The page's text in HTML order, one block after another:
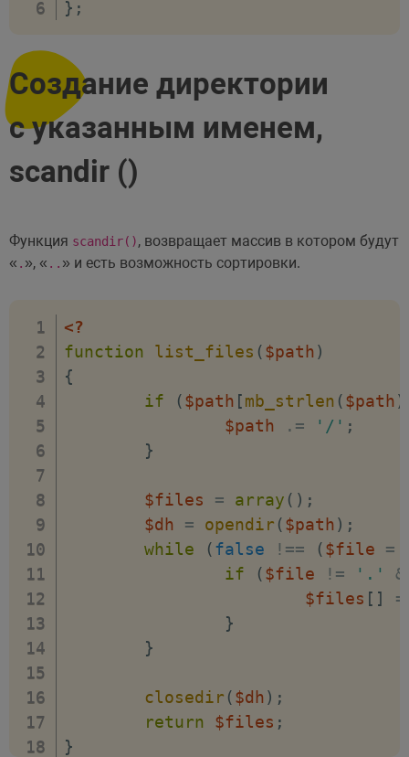
} ;
Cоздание директории
с указанным именем,
scandir ()
Функция scandir(), возвращает массив в котором будут
« . », « .. » и есть возможность сортировки.
<?
function
list_files ($path)
{
if
($path [mb_strlen ($path)
$path
.= '/' ;
}
$files = array ( ) ;
$dh
= opendir ($path) ;
while
(false !== ($file =
if
($file != '.'
$files [ ]
=
}
}
closedir ($dh) ;
return
$files ;
}